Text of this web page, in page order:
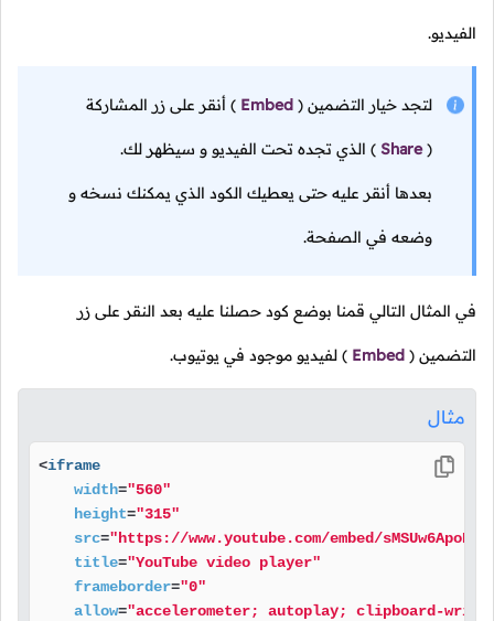
الفيديو.
لتجد خيار التضمين (
Embed
) أنقر على زر المشاركة
(
Share
) الذي تجده تحت الفيديو و سيظهر لك.
بعدها أنقر عليه حتى يعطيك الكود الذي يمكنك نسخه و
وضعه في الصفحة.
في المثال التالي قمنا بوضع كود حصلنا عليه بعد النقر على زر
التضمين (
Embed
) لفيديو موجود في يوتيوب.
مثال
<iframe
width="560"
height="315"
src="https://www.youtube.com/embed/
title="YouTube video player"
frameborder="0"
allow="accelerometer; autoplay; clipboard-